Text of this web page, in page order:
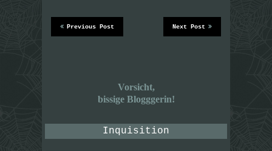
Next Post
Previous Post
Vorsicht,
bissige Blogggerin!
Inquisition